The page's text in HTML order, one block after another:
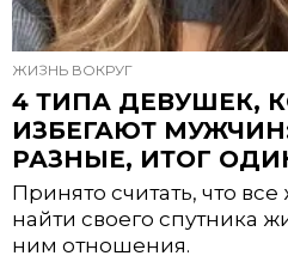
ЖИЗНЬ ВОКРУГ
4 ТИПА ДЕВУШЕК,
ИЗБЕГАЮТ
РАЗНЫЕ, ИТОГ
Принято считать, что
найти своего спутника
ним отношения.